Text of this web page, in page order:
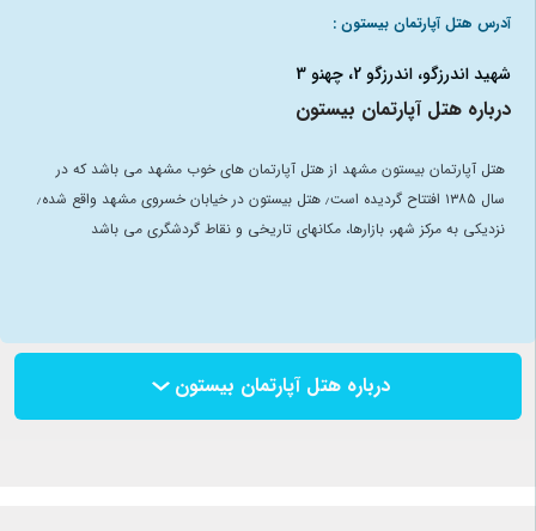
آدرس هتل آپارتمان بیستون :
شهید اندرزگو، اندرزگو 2، چهنو 3
درباره هتل آپارتمان بیستون
هتل آپارتمان بیستون مشهد از هتل آپارتمان های خوب مشهد می باشد که در
سال ۱۳۸۵ افتتاح گردیده است٫ هتل بیستون در خیابان خسروی مشهد واقع شده٫
نزدیکی به مرکز شهر، بازارها، مکانهای تاریخی و نقاط گردشگری می باشد
درباره هتل آپارتمان بیستون